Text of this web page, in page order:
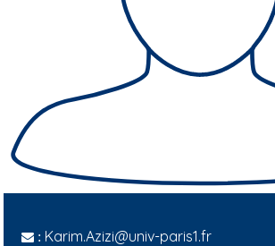
: Karim.Azizi@univ-paris1.fr